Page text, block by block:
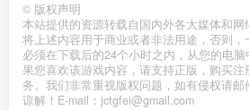
© 版权声明
本站提供的资源转载自国内外各大媒体和
将上述内容用于商业或者非法用途，否则
必须在下载后的24个小时之内，从您的电
果您喜欢该游戏内容，请支持正版，购买
务。我们非常重视版权问题，如有侵权请
谅解！E-mail：jctgfei@gmail.com